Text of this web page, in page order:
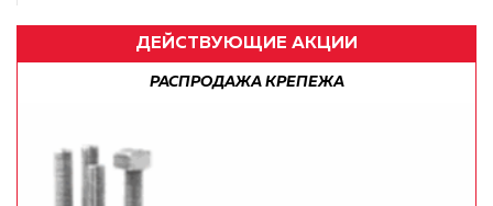
ДЕЙСТВУЮЩИЕ АКЦИИ
РАСПРОДАЖА КРЕПЕЖА